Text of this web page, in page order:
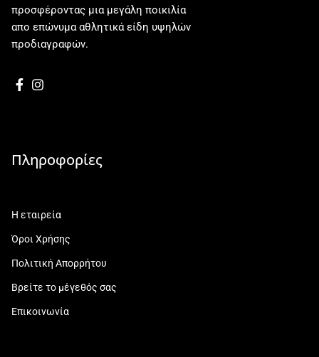
προσφέροντας μια μεγάλη ποικιλία
απο επώνυμα αθλητικά είδη υψηλών
προδιαγραφών.
Πληροφορίες
Η εταιρεία
Όροι Χρήσης
Πολιτική Απορρήτου
Βρείτε το μέγεθός σας
Επικοινωνία